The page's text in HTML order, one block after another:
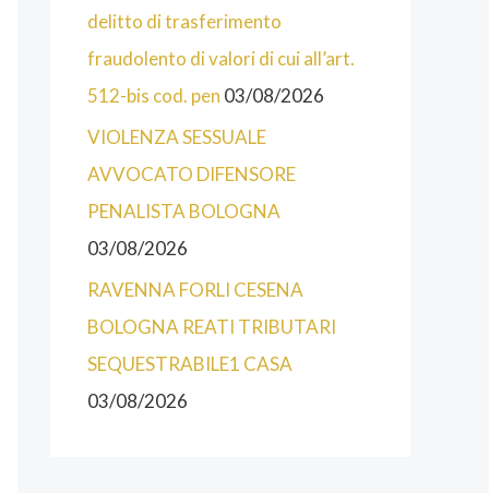
delitto di trasferimento
fraudolento di valori di cui all’art.
512-bis cod. pen 03/08/2026
VIOLENZA SESSUALE
AVVOCATO DIFENSORE
PENALISTA BOLOGNA
03/08/2026
RAVENNA FORLI CESENA
BOLOGNA REATI TRIBUTARI
SEQUESTRABILE1 CASA
03/08/2026
O
R
I
E
D
E
L